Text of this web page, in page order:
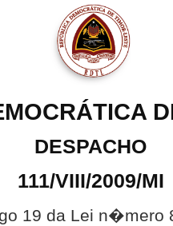
DESPACHO
111/VIII/2009/MI
19 da Lei n�mero